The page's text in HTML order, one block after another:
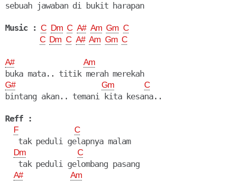
sebuah jawaban di bukit harapan
Music : C Dm C A# Am Gm C
C Dm C A# Am Gm C
A# Am
G# Gm C
bintang akan.. temani kita kesana..
Reff :
F C
   tak peduli gelapnya malam
Dm C
   tak peduli gelombang pasang
A# Am